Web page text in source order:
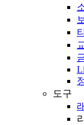
도구